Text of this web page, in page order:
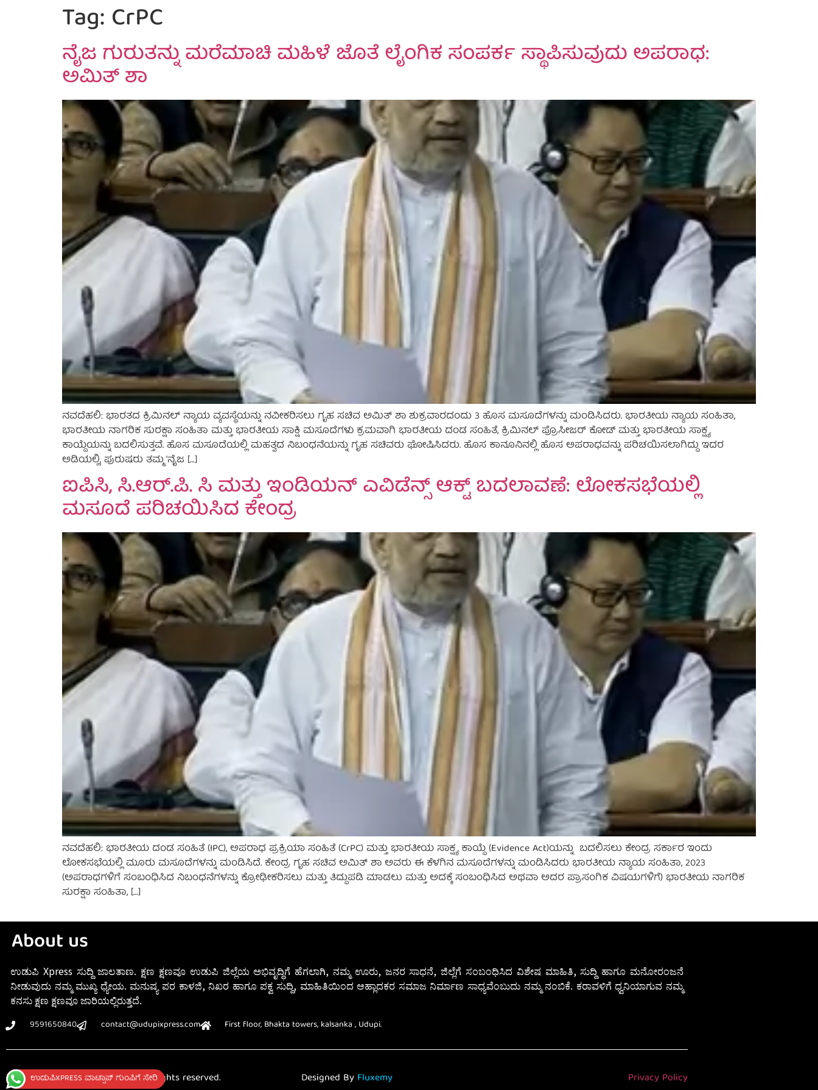
Tag: CrPC
ನೈಜ ಗುರುತನ್ನು ಮರೆಮಾಚಿ ಮಹಿಳೆ ಜೊತೆ ಲೈಂಗಿಕ ಸಂಪರ್ಕ ಸ್ಥಾಪಿಸುವುದು ಅಪರಾಧ:
ಅಮಿತ್ ಶಾ
ನವದೆಹಲಿ: ಭಾರತದ ಕ್ರಿಮಿನಲ್ ನ್ಯಾಯ ವ್ಯವಸ್ಥೆಯನ್ನು ನವೀಕರಿಸಲು ಗೃಹ ಸಚಿವ ಅಮಿತ್ ಶಾ ಶುಕ್ರವಾರದಂದು 3 ಹೊಸ ಮಸೂದೆಗಳನ್ನು ಮಂಡಿಸಿದರು. ಭಾರತೀಯ ನ್ಯಾಯ ಸಂಹಿತಾ,
ಭಾರತೀಯ ನಾಗರಿಕ ಸುರಕ್ಷಾ ಸಂಹಿತಾ ಮತ್ತು ಭಾರತೀಯ ಸಾಕ್ಷಿ ಮಸೂದೆಗಳು ಕ್ರಮವಾಗಿ ಭಾರತೀಯ ದಂಡ ಸಂಹಿತೆ, ಕ್ರಿಮಿನಲ್ ಪ್ರೊಸೀಜರ್ ಕೋಡ್ ಮತ್ತು ಭಾರತೀಯ ಸಾಕ್ಷ್ಯ
ಕಾಯ್ದೆಯನ್ನು ಬದಲಿಸುತ್ತವೆ. ಹೊಸ ಮಸೂದೆಯಲ್ಲಿ ಮಹತ್ವದ ನಿಬಂಧನೆಯನ್ನು ಗೃಹ ಸಚಿವರು ಘೋಷಿಸಿದರು. ಹೊಸ ಕಾನೂನಿನಲ್ಲಿ ಹೊಸ ಅಪರಾಧವನ್ನು ಪರಿಚಯಿಸಲಾಗಿದ್ದು ಇದರ
ಅಡಿಯಲ್ಲಿ, ಪುರುಷರು ತಮ್ಮ ‘ನೈಜ […]
ಐಪಿಸಿ, ಸಿ.ಆರ್.ಪಿ. ಸಿ ಮತ್ತು ಇಂಡಿಯನ್ ಎವಿಡೆನ್ಸ್ ಆಕ್ಟ್ ಬದಲಾವಣೆ: ಲೋಕಸಭೆಯಲ್ಲಿ
ಮಸೂದೆ ಪರಿಚಯಿಸಿದ ಕೇಂದ್ರ
ನವದೆಹಲಿ: ಭಾರತೀಯ ದಂಡ ಸಂಹಿತೆ (IPC), ಅಪರಾಧ ಪ್ರಕ್ರಿಯಾ ಸಂಹಿತೆ (CrPC) ಮತ್ತು ಭಾರತೀಯ ಸಾಕ್ಷ್ಯ ಕಾಯ್ದೆ (Evidence Act)ಯನ್ನು ಬದಲಿಸಲು ಕೇಂದ್ರ ಸರ್ಕಾರ ಇಂದು
ಲೋಕಸಭೆಯಲ್ಲಿ ಮೂರು ಮಸೂದೆಗಳನ್ನು ಮಂಡಿಸಿದೆ. ಕೇಂದ್ರ ಗೃಹ ಸಚಿವ ಅಮಿತ್ ಶಾ ಅವರು ಈ ಕೆಳಗಿನ ಮಸೂದೆಗಳನ್ನು ಮಂಡಿಸಿದರು ಭಾರತೀಯ ನ್ಯಾಯ ಸಂಹಿತಾ, 2023
(ಅಪರಾಧಗಳಿಗೆ ಸಂಬಂಧಿಸಿದ ನಿಬಂಧನೆಗಳನ್ನು ಕ್ರೋಢೀಕರಿಸಲು ಮತ್ತು ತಿದ್ದುಪಡಿ ಮಾಡಲು ಮತ್ತು ಅದಕ್ಕೆ ಸಂಬಂಧಿಸಿದ ಅಥವಾ ಅದರ ಪ್ರಾಸಂಗಿಕ ವಿಷಯಗಳಿಗೆ) ಭಾರತೀಯ ನಾಗರಿಕ
ಸುರಕ್ಷಾ ಸಂಹಿತಾ, […]
ಉಡುಪಿXPRESS ವಾಟ್ಸಾಪ್ ಗುಂಪಿಗೆ ಸೇರಿ
About us
ಉಡುಪಿ Xpress ಸುದ್ದಿ ಜಾಲತಾಣ. ಕ್ಷಣ ಕ್ಷಣವೂ ಉಡುಪಿ ಜಿಲ್ಲೆಯ ಅಭಿವೃದ್ಧಿಗೆ ಹೆಗಲಾಗಿ, ನಮ್ಮ ಊರು, ಜನರ ಸಾಧನೆ, ಜಿಲ್ಲೆಗೆ ಸಂಬಂಧಿಸಿದ ವಿಶೇಷ ಮಾಹಿತಿ, ಸುದ್ದಿ ಹಾಗೂ ಮನೋರಂಜನೆ
ನೀಡುವುದು ನಮ್ಮ ಮುಖ್ಯ ಧ್ಯೇಯ. ಮನುಷ್ಯ ಪರ ಕಾಳಜಿ, ನಿಖರ ಹಾಗೂ ಪಕ್ವ ಸುದ್ದಿ, ಮಾಹಿತಿಯಿಂದ ಆಹ್ಲಾದಕರ ಸಮಾಜ ನಿರ್ಮಾಣ ಸಾಧ್ಯವೆಂಬುದು ನಮ್ಮ ನಂಬಿಕೆ. ಕರಾವಳಿಗೆ ಧ್ವನಿಯಾಗುವ ನಮ್ಮ
ಕನಸು ಕ್ಷಣ ಕ್ಷಣವೂ ಜಾರಿಯಲ್ಲಿರುತ್ತದೆ.
9591650840
contact@udupixpress.com First floor, Bhakta towers, kalsanka , Udupi.
Udupixpress © Copyright 2020. All rights reserved. Designed By Fluxemy Privacy Policy